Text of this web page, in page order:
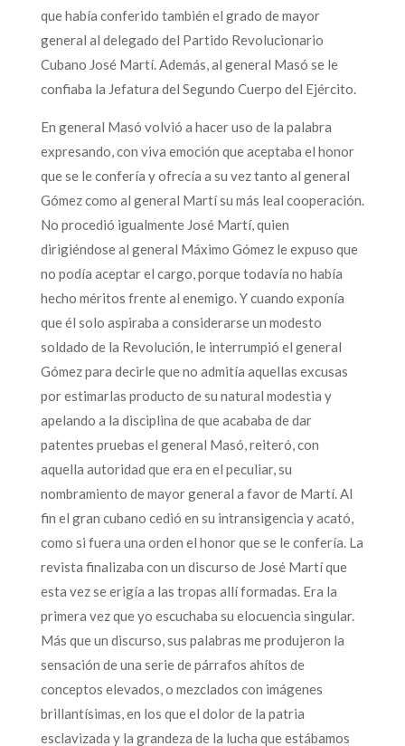
que había conferido también el grado de mayor
general al delegado del Partido Revolucionario
Cubano José Martí. Además, al general Masó se le
confiaba la Jefatura del Segundo Cuerpo del Ejército.
En general Masó volvió a hacer uso de la palabra
expresando, con viva emoción que aceptaba el honor
que se le confería y ofrecía a su vez tanto al general
Gómez como al general Martí su más leal cooperación.
No procedió igualmente José Martí, quien
dirigiéndose al general Máximo Gómez le expuso que
no podía aceptar el cargo, porque todavía no había
hecho méritos frente al enemigo. Y cuando exponía
que él solo aspiraba a considerarse un modesto
soldado de la Revolución, le interrumpió el general
Gómez para decirle que no admitía aquellas excusas
por estimarlas producto de su natural modestia y
apelando a la disciplina de que acababa de dar
patentes pruebas el general Masó, reiteró, con
aquella autoridad que era en el peculiar, su
nombramiento de mayor general a favor de Martí. Al
fin el gran cubano cedió en su intransigencia y acató,
como si fuera una orden el honor que se le confería. La
revista finalizaba con un discurso de José Martí que
esta vez se erigía a las tropas allí formadas. Era la
primera vez que yo escuchaba su elocuencia singular.
Más que un discurso, sus palabras me produjeron la
sensación de una serie de párrafos ahítos de
conceptos elevados, o mezclados con imágenes
brillantísimas, en los que el dolor de la patria
esclavizada y la grandeza de la lucha que estábamos